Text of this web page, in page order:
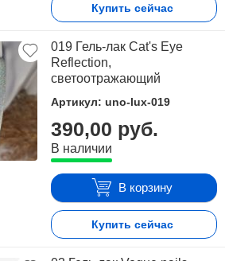
Купить сейчас
019 Гель-лак Cat's Eye
Reflection,
светоотражающий
Артикул: uno-lux-019
390,00 руб.
В наличии
В корзину
Купить сейчас